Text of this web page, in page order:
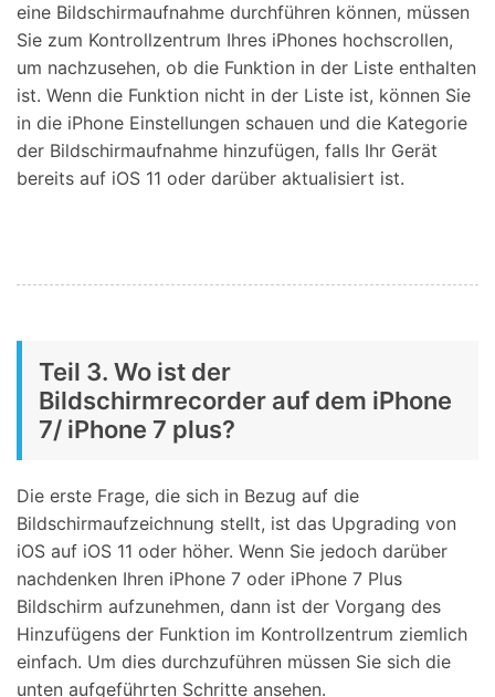
eine Bildschirmaufnahme durchführen können, müssen
Sie zum Kontrollzentrum Ihres iPhones hochscrollen,
um nachzusehen, ob die Funktion in der Liste enthalten
ist. Wenn die Funktion nicht in der Liste ist, können Sie
in die iPhone Einstellungen schauen und die Kategorie
der Bildschirmaufnahme hinzufügen, falls Ihr Gerät
bereits auf iOS 11 oder darüber aktualisiert ist.
Teil 3. Wo ist der
Bildschirmrecorder auf dem iPhone
7/ iPhone 7 plus?
Die erste Frage, die sich in Bezug auf die
Bildschirmaufzeichnung stellt, ist das Upgrading von
iOS auf iOS 11 oder höher. Wenn Sie jedoch darüber
nachdenken Ihren iPhone 7 oder iPhone 7 Plus
Bildschirm aufzunehmen, dann ist der Vorgang des
Hinzufügens der Funktion im Kontrollzentrum ziemlich
einfach. Um dies durchzuführen müssen Sie sich die
unten aufgeführten Schritte ansehen.